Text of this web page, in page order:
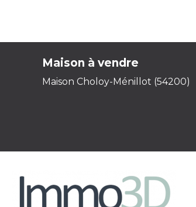
Maison à vendre
Maison Choloy-Ménillot (54200)